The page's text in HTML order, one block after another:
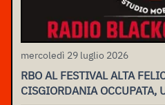
mercoledì 29 luglio 2026
RBO AL FESTIVAL ALTA
CISGIORDANIA OCCUPATA,